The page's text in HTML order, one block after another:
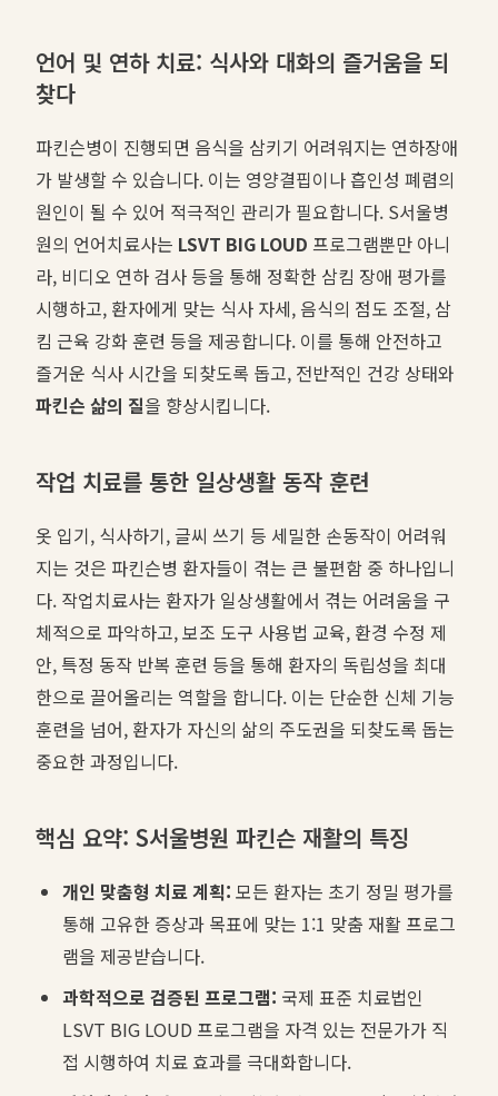
언어 및 연하 치료: 식사와 대화의 즐거움을 되
찾다
파킨슨병이 진행되면 음식을 삼키기 어려워지는 연하장애
가 발생할 수 있습니다. 이는 영양결핍이나 흡인성 폐렴의
원인이 될 수 있어 적극적인 관리가 필요합니다. S서울병
원의 언어치료사는 LSVT BIG LOUD 프로그램뿐만 아니
라, 비디오 연하 검사 등을 통해 정확한 삼킴 장애 평가를
시행하고, 환자에게 맞는 식사 자세, 음식의 점도 조절, 삼
킴 근육 강화 훈련 등을 제공합니다. 이를 통해 안전하고
즐거운 식사 시간을 되찾도록 돕고, 전반적인 건강 상태와
파킨슨 삶의 질을 향상시킵니다.
작업 치료를 통한 일상생활 동작 훈련
옷 입기, 식사하기, 글씨 쓰기 등 세밀한 손동작이 어려워
지는 것은 파킨슨병 환자들이 겪는 큰 불편함 중 하나입니
다. 작업치료사는 환자가 일상생활에서 겪는 어려움을 구
체적으로 파악하고, 보조 도구 사용법 교육, 환경 수정 제
안, 특정 동작 반복 훈련 등을 통해 환자의 독립성을 최대
한으로 끌어올리는 역할을 합니다. 이는 단순한 신체 기능
훈련을 넘어, 환자가 자신의 삶의 주도권을 되찾도록 돕는
중요한 과정입니다.
핵심 요약: S서울병원 파킨슨 재활의 특징
개인 맞춤형 치료 계획: 모든 환자는 초기 정밀 평가를
통해 고유한 증상과 목표에 맞는 1:1 맞춤 재활 프로그
램을 제공받습니다.
과학적으로 검증된 프로그램: 국제 표준 치료법인
LSVT BIG LOUD 프로그램을 자격 있는 전문가가 직
접 시행하여 치료 효과를 극대화합니다.